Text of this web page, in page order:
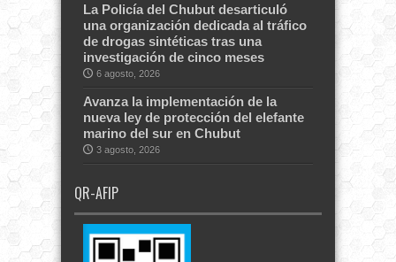
La Policía del Chubut desarticuló
una organización dedicada al tráfico
de drogas sintéticas tras una
investigación de cinco meses
6 agosto, 2026
Avanza la implementación de la
nueva ley de protección del elefante
marino del sur en Chubut
3 agosto, 2026
QR-AFIP